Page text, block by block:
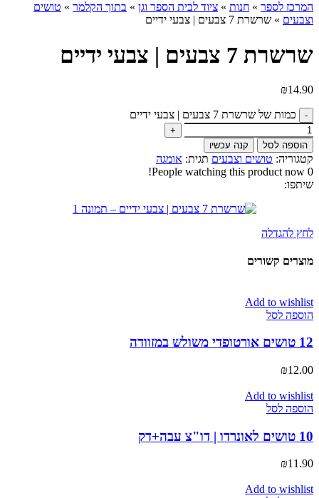
המרכז לספר » חנות » ציוד לבית הספר וגן » בתוך הקלמר » טושים
וצבעים » שרשרת 7 צבעים | צבעי ידיים
שרשרת 7 צבעים | צבעי ידיים
₪14.90
כמות של שרשרת 7 צבעים | צבעי ידיים
הוספה לסל קנה עכשיו
קטגוריה: טושים וצבעים תגית: אומגה
0
People watching this product now!
שיתפו:
לחץ להגדלה
מוצרים קשורים
Add to wishlist
הוספה לסל
12 טושים אורטופדי משולש במזוודה
₪12.00
Add to wishlist
הוספה לסל
10 טושים לאונרדו | דו"צ עבה+דק
₪11.90
Add to wishlist